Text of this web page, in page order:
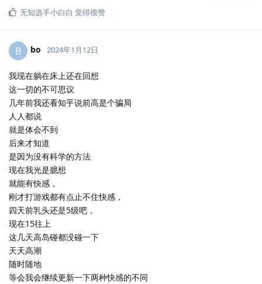
无知选手小白白 觉得很赞
B bo 2024年1月12日
我现在躺在床上还在回想
这一切的不可思议
几年前我还看知乎说前高是个骗局
人人都说
就是体会不到
后来才知道
是因为没有科学的方法
现在我光是臆想
就能有快感，
刚才打游戏都有点止不住快感，
四天前乳头还是5级吧，
现在15往上
这几天高岛碰都没碰一下
天天高潮
随时随地
等会我会继续更新一下两种快感的不同